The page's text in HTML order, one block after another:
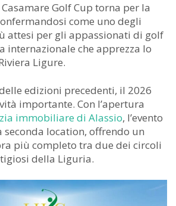
Golf Cup torna per la
come uno degli
attesi per gli appassionati di golf
internazionale che apprezza lo
Ligure.
edizioni precedenti, il 2026
importante. Con l’apertura
immobiliare di Alassio, l’evento
seconda location, offrendo un
più completo tra due dei circoli
della Liguria.